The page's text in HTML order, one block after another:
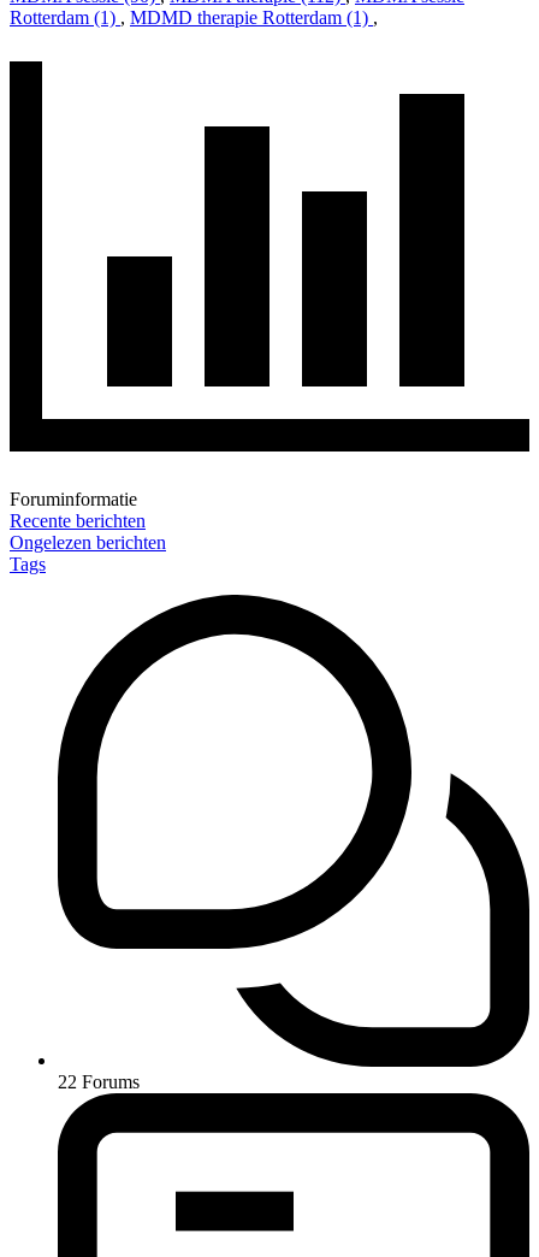
Rotterdam (1) , MDMD therapie Rotterdam (1) ,
Foruminformatie
Recente berichten
Ongelezen berichten
Tags
22 Forums